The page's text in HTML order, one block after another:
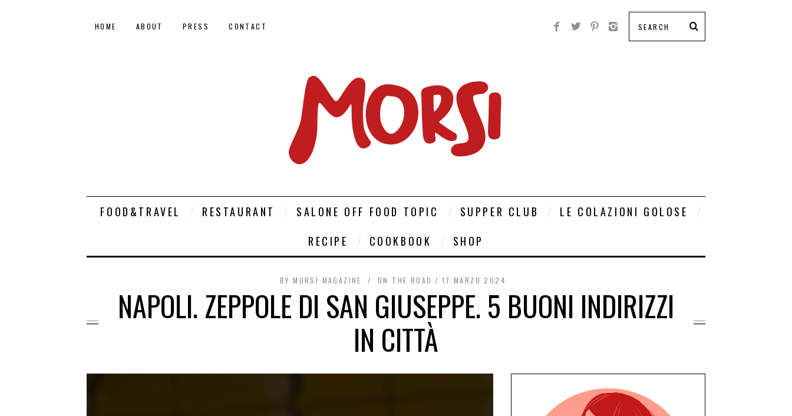
HOME ABOUT PRESS CONTACT
FOOD&TRAVEL RESTAURANT SALONE OFF FOOD TOPIC SUPPER CLUB
LE COLAZIONI GOLOSE
RECIPE
COOKBOOK SHOP
BY MORSI MAGAZINE ON THE ROAD 17 MARZO 2024
NAPOLI. ZEPPOLE DI SAN GIUSEPPE. 5 BUONI INDIRIZZI
IN CITTÀ